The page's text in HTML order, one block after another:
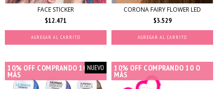
FACE STICKER
$12.471
CORONA FAIRY FLOWER LED
$3.529
10% OFF COMPRANDO 10 O
MÁS
NUEVO 10% OFF COMPRANDO 10 O
MÁS